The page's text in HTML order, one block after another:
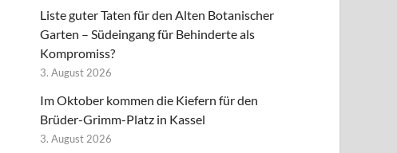
Liste guter Taten für den Alten Botanischer
Garten – Südeingang für Behinderte als
Kompromiss?
3. August 2026
Im Oktober kommen die Kiefern für den
Brüder-Grimm-Platz in Kassel
3. August 2026